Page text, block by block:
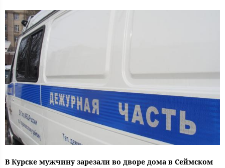
В Курске мужчину зарезали во дворе дома в Сеймском